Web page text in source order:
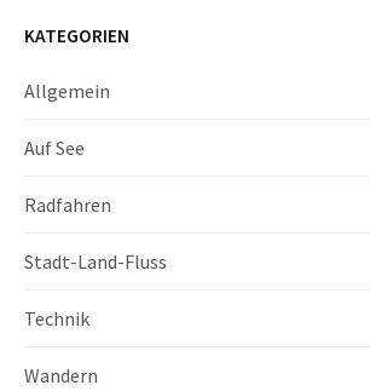
KATEGORIEN
Allgemein
Auf See
Radfahren
Stadt-Land-Fluss
Technik
Wandern